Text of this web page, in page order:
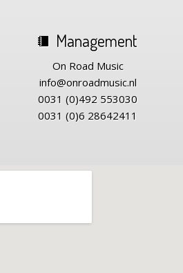
Management
On Road Music
info@onroadmusic.nl
0031 (0)492 553030
0031 (0)6 28642411